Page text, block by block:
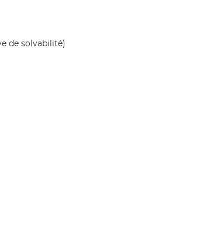
de solvabilité)